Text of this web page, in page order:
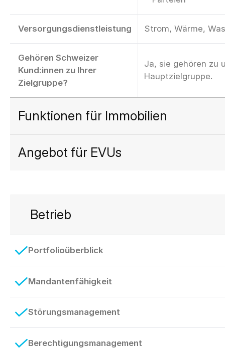
Versorgungsdienstleistung Strom, Wärme,
Gehören Schweizer
Kund:innen zu Ihrer
Zielgruppe?
Ja, sie gehören zu
Hauptzielgruppe.
Funktionen für Immobilien
Angebot für EVUs
Betrieb
Portfolioüberblick
Mandantenfähigkeit
Störungsmanagement
Berechtigungsmanagement